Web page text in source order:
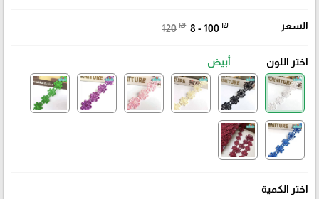
السعر 120 ₪ 8 - 100 ₪
اختر اللون أبيض
اختر الكمية